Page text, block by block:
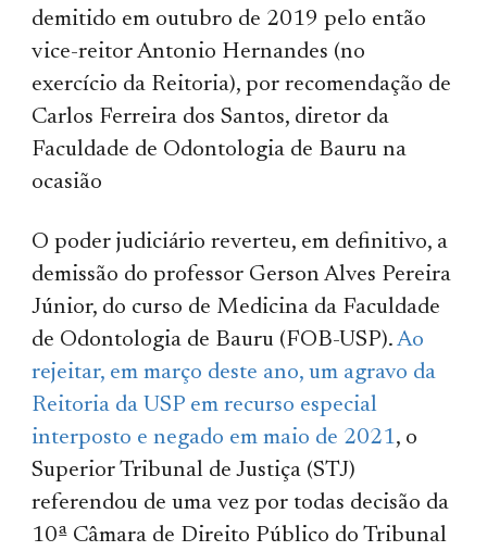
demitido em outubro de 2019 pelo então
vice-reitor Antonio Hernandes (no
exercício da Reitoria), por recomendação de
Carlos Ferreira dos Santos, diretor da
Faculdade de Odontologia de Bauru na
ocasião
O poder judiciário reverteu, em definitivo, a
demissão do professor Gerson Alves Pereira
Júnior, do curso de Medicina da Faculdade
de Odontologia de Bauru (FOB-USP).Ao
rejeitar, em março deste ano, um agravo da
Reitoria da USP em recurso especial
interposto e negado em maio de 2021, o
Superior Tribunal de Justiça (STJ)
referendou de uma vez por todas decisão da
10ª Câmara de Direito Público do Tribunal